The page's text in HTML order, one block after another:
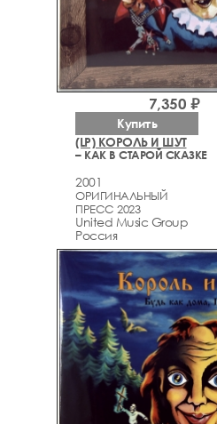
(LP) КОРОЛЬ И ШУТ
– КАК В СТАРОЙ СКАЗКЕ
2001
ОРИГИНАЛЬНЫЙ
ПРЕСС 2023
United Music Group
Россия
7,350 ₽
Купить